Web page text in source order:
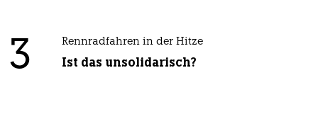
3 Rennradfahren in der Hitze
Ist das unsolidarisch?